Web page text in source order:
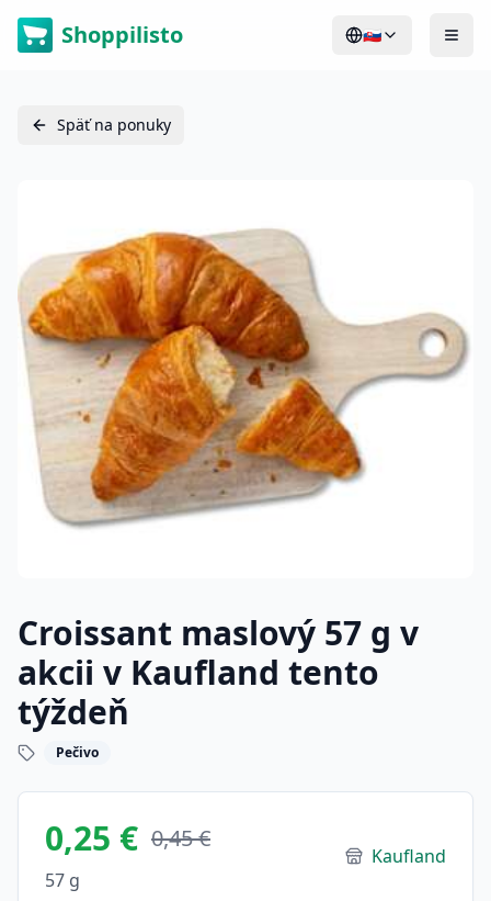
Shoppilisto 🇸🇰
Späť na ponuky
Croissant maslový 57 g v
akcii v Kaufland tento
týždeň
Pečivo
0,25 € 0,45 €
57 g
Kaufland